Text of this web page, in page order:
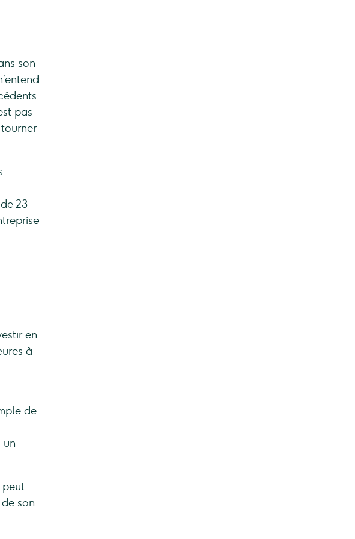
son
pas
23
en
à
de
un
peut
son